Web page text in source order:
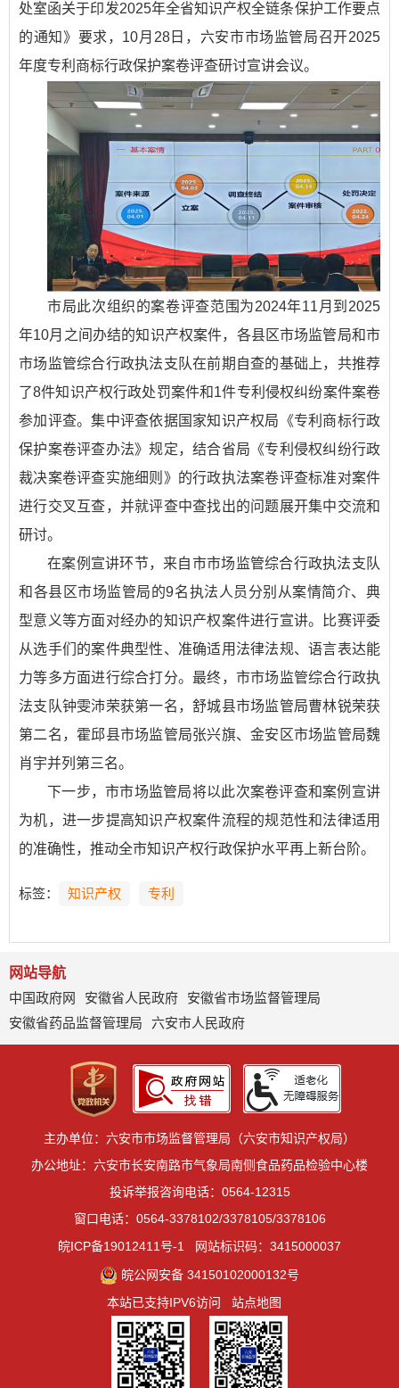
处室函关于印发2025年全省知识产权全链条保护工作要点
的通知》要求，10月28日，六安市市场监管局召开2025
年度专利商标行政保护案卷评查研讨宣讲会议。
市局此次组织的案卷评查范围为2024年11月到2025
年10月之间办结的知识产权案件，各县区市场监管局和市
市场监管综合行政执法支队在前期自查的基础上，共推荐
了8件知识产权行政处罚案件和1件专利侵权纠纷案件案卷
参加评查。集中评查依据国家知识产权局《专利商标行政
保护案卷评查办法》规定，结合省局《专利侵权纠纷行政
裁决案卷评查实施细则》的行政执法案卷评查标准对案件
进行交叉互查，并就评查中查找出的问题展开集中交流和
研讨。
在案例宣讲环节，来自市市场监管综合行政执法支队
和各县区市场监管局的9名执法人员分别从案情简介、典
型意义等方面对经办的知识产权案件进行宣讲。比赛评委
从选手们的案件典型性、准确适用法律法规、语言表达能
力等多方面进行综合打分。最终，市市场监管综合行政执
法支队钟雯沛荣获第一名，舒城县市场监管局曹林锐荣获
第二名，霍邱县市场监管局张兴旗、金安区市场监管局魏
肖宇并列第三名。
下一步，市市场监管局将以此次案卷评查和案例宣讲
为机，进一步提高知识产权案件流程的规范性和法律适用
的准确性，推动全市知识产权行政保护水平再上新台阶。
标签： 知识产权 专利
网站导航
中国政府网
安徽省人民政府
安徽省市场监督管理局
安徽省药品监督管理局
六安市人民政府
主办单位：六安市市场监督管理局（六安市知识产权局）
办公地址：六安市长安南路市气象局南侧食品药品检验中心楼
投诉举报咨询电话：0564-12315
窗口电话：0564-3378102/3378105/3378106
皖ICP备19012411号-1
网站标识码：3415000037
皖公网安备 34150102000132号
本站已支持IPV6访问
站点地图